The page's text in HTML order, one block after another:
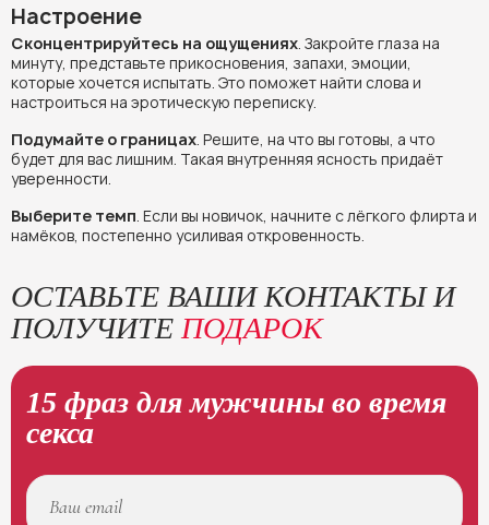
Настроение
Сконцентрируйтесь на ощущениях . Закройте глаза на
минуту, представьте прикосновения, запахи, эмоции,
которые хочется испытать. Это поможет найти слова и
настроиться на эротическую переписку.
Подумайте о границах . Решите, на что вы готовы, а что
будет для вас лишним. Такая внутренняя ясность придаёт
уверенности.
Выберите темп . Если вы новичок, начните с лёгкого флирта и
намёков, постепенно усиливая откровенность.
ОСТАВЬТЕ ВАШИ КОНТАКТЫ И
ПОЛУЧИТЕ ПОДАРОК
15 фраз для мужчины во время
секса